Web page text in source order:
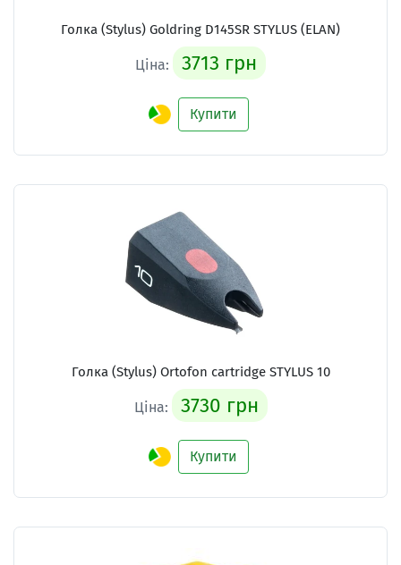
Голка (Stylus) Goldring D145SR STYLUS (ELAN)
Ціна: 3713 грн
Купити
Голка (Stylus) Ortofon cartridge STYLUS 10
Ціна: 3730 грн
Купити